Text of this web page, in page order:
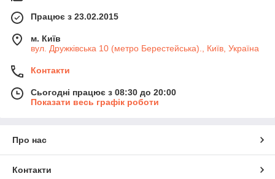
Працює з 23.02.2015
м. Київ
вул. Дружківська 10 (метро Берестейська)., Київ, Україна
Контакти
Сьогодні працює з 08:30 до 20:00
Показати весь графік роботи
Про нас
Контакти